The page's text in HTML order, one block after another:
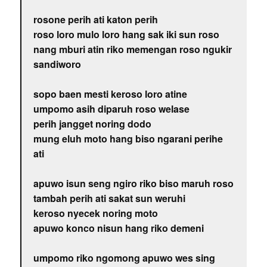
rosone perih ati katon perih
roso loro mulo loro hang sak iki sun roso
nang mburi atin riko memengan roso ngukir
sandiworo
sopo baen mesti keroso loro atine
umpomo asih diparuh roso welase
perih jangget noring dodo
mung eluh moto hang biso ngarani perihe
ati
apuwo isun seng ngiro riko biso maruh roso
tambah perih ati sakat sun weruhi
keroso nyecek noring moto
apuwo konco nisun hang riko demeni
umpomo riko ngomong apuwo wes sing